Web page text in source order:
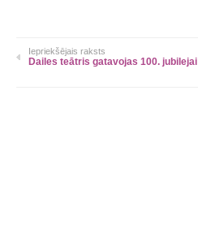
Iepriekšējais raksts
Dailes teātris gatavojas 100. jubilejai